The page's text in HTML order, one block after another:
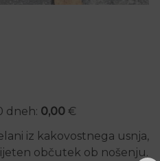
dneh: 0,00 €
iz kakovostnega usnja,
občutek ob nošenju.